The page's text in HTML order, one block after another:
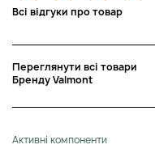
Всі відгуки про товар
Переглянути всі товари
Бренду Valmont
Активні компоненти